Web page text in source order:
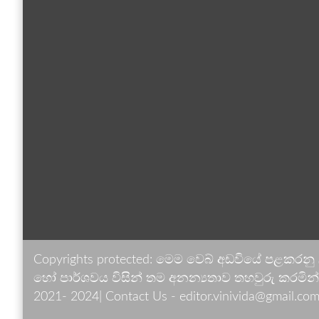
Copyrights protected: මෙම වෙබ් අඩවියේ
හෝ පාර්ශවය විසින් තම අනන්‍යතාව තහවුරු කරමින්
2021- 2024| Contact Us -